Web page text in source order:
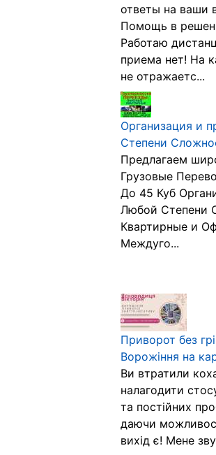
ответы на ваши
Помощь в
Работаю
приема нет! На
не отражаетс...
Организация и
Степени
Предлагаем
Грузовые
До 45 Куб
Любой Степени
Квартирные и
Междуго...
Приворот без
Ворожіння на
Ви втратили
налагодити
та постійних
даючи
вихід є! Мене